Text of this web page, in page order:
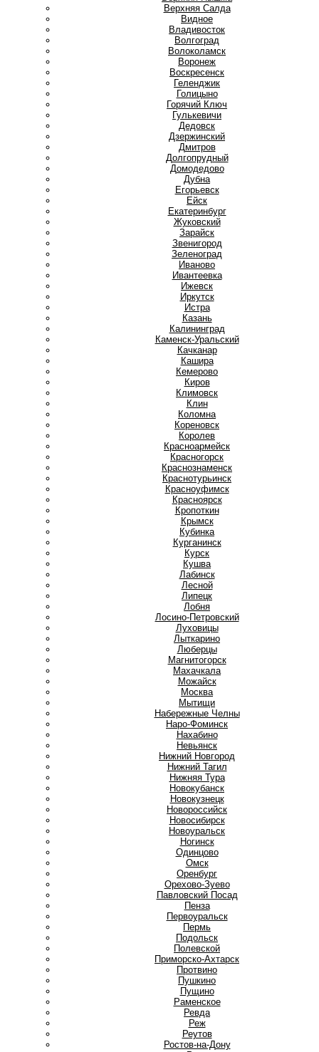
Верхняя Салда
Видное
Владивосток
Волгоград
Волоколамск
Воронеж
Воскресенск
Геленджик
Голицыно
Горячий Ключ
Гулькевичи
Дедовск
Дзержинский
Дмитров
Долгопрудный
Домодедово
Дубна
Егорьевск
Ейск
Екатеринбург
Жуковский
Зарайск
Звенигород
Зеленоград
Иваново
Ивантеевка
Ижевск
Иркутск
Истра
Казань
Калининград
Каменск-Уральский
Качканар
Кашира
Кемерово
Киров
Климовск
Клин
Коломна
Кореновск
Королев
Красноармейск
Красногорск
Краснознаменск
Краснотурьинск
Красноуфимск
Красноярск
Кропоткин
Крымск
Кубинка
Курганинск
Курск
Кушва
Лабинск
Лесной
Липецк
Лобня
Лосино-Петровский
Луховицы
Лыткарино
Люберцы
Магнитогорск
Махачкала
Можайск
Москва
Мытищи
Набережные Челны
Наро-Фоминск
Нахабино
Невьянск
Нижний Новгород
Нижний Тагил
Нижняя Тура
Новокубанск
Новокузнецк
Новороссийск
Новосибирск
Новоуральск
Ногинск
Одинцово
Омск
Оренбург
Орехово-Зуево
Павловский Посад
Пенза
Первоуральск
Пермь
Подольск
Полевской
Приморско-Ахтарск
Протвино
Пушкино
Пущино
Раменское
Ревда
Реж
Реутов
Ростов-на-Дону